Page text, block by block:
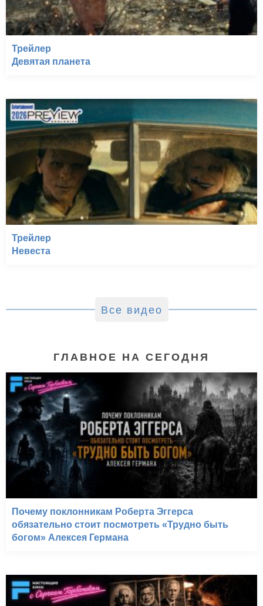
Трейлер
Девятая планета
Трейлер
Невеста
Все видео
ГЛАВНОЕ НА СЕГОДНЯ
Почему поклонникам Роберта Эггерса
обязательно стоит посмотреть «Трудно быть
богом» Алексея Германа